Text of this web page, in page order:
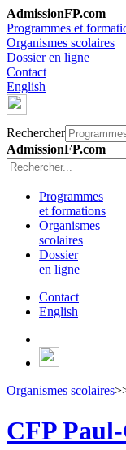
AdmissionFP.com
Programmes et
Organismes scolaires
Dossier en ligne
Contact
English
Rechercher
AdmissionFP.com
Programmes
et formations
Organismes
scolaires
Dossier
en ligne
Contact
English
Organismes scolaires
CFP